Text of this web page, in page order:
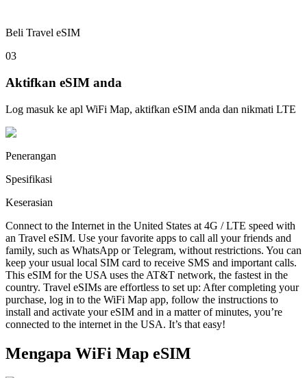
Beli Travel eSIM
03
Aktifkan eSIM anda
Log masuk ke apl WiFi Map, aktifkan eSIM anda dan nikmati LTE
Penerangan
Spesifikasi
Keserasian
Connect to the Internet in the United States at 4G / LTE speed with
an Travel eSIM. Use your favorite apps to call all your friends and
family, such as WhatsApp or Telegram, without restrictions. You can
keep your usual local SIM card to receive SMS and important calls.
This eSIM for the USA uses the AT&T network, the fastest in the
country. Travel eSIMs are effortless to set up: After completing your
purchase, log in to the WiFi Map app, follow the instructions to
install and activate your eSIM and in a matter of minutes, you’re
connected to the internet in the USA. It’s that easy!
Mengapa WiFi Map eSIM